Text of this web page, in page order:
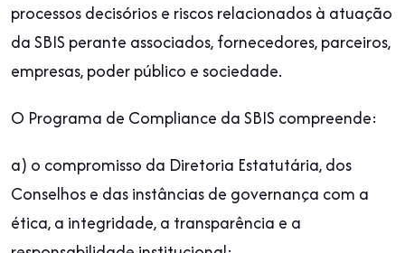
processos decisórios e riscos relacionados à atuação
da SBIS perante associados, fornecedores, parceiros,
empresas, poder público e sociedade.
O Programa de Compliance da SBIS compreende:
a) o compromisso da Diretoria Estatutária, dos
Conselhos e das instâncias de governança com a
ética, a integridade, a transparência e a